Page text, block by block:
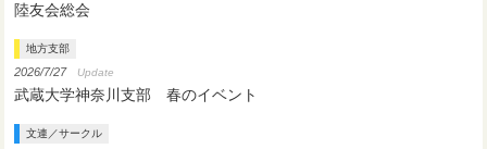
陸友会総会
地方支部
2026/7/27 Update
武蔵大学神奈川支部 春のイベント
文連／サークル